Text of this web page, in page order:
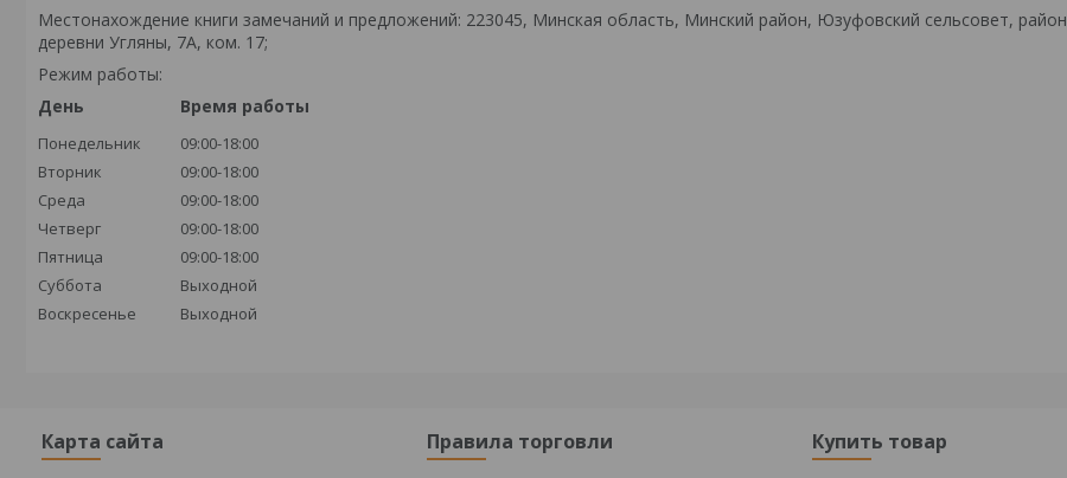
Местонахождение книги замечаний и предложений: 223045, Минская область, Минский район, Юзуфовский сельсовет, район
деревни Угляны, 7А, ком. 17;
Режим работы:
День
Время работы
Понедельник
09:00-18:00
Вторник
09:00-18:00
Среда
09:00-18:00
Четверг
09:00-18:00
Пятница
09:00-18:00
Суббота
Выходной
Воскресенье
Выходной
Карта сайта Правила торговли Купить товар